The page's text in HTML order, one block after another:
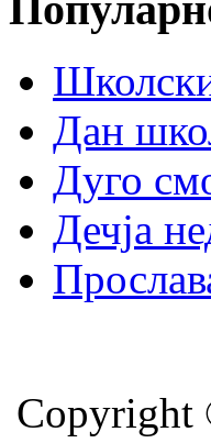
Дан
Дуго
Дечја
Copyright